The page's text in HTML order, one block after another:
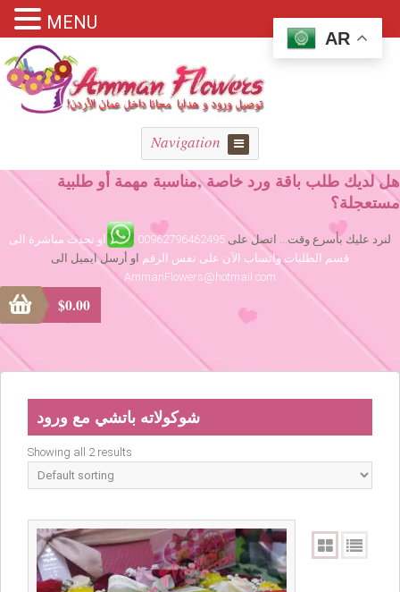
Navigation
هل لديك طلب باقة ورد خاصة ,مناسبة مهمة أو طلبية
مستعجلة؟
لنرد عليك بأسرع وقت... اتصل على 00962796462495
او تحدث مباشرة الى
قسم الطلبات واتساب الآن على نفس الرقم او أرسل ايميل الى
AmmanFlowers@hotmail.com
$0.00
شوكولاته باتشي مع ورود
Showing all 2 results
AR
MENU